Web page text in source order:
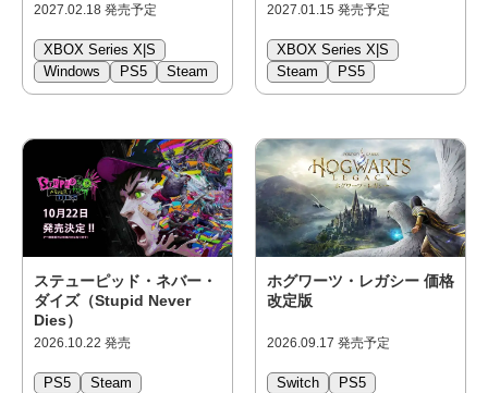
2027.02.18 発売予定
XBOX Series X|S
Windows
PS5 Steam
2027.01.15 発売予定
XBOX Series X|S
Steam
PS5
ステューピッド・ネバー・
ダイズ（Stupid Never
Dies）
2026.10.22 発売
PS5 Steam
ホグワーツ・レガシー 価格
改定版
2026.09.17 発売予定
Switch PS5